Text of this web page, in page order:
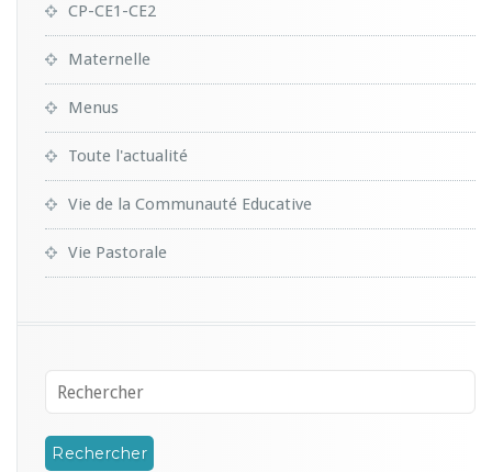
CP-CE1-CE2
Maternelle
Menus
Toute l'actualité
Vie de la Communauté Educative
Vie Pastorale